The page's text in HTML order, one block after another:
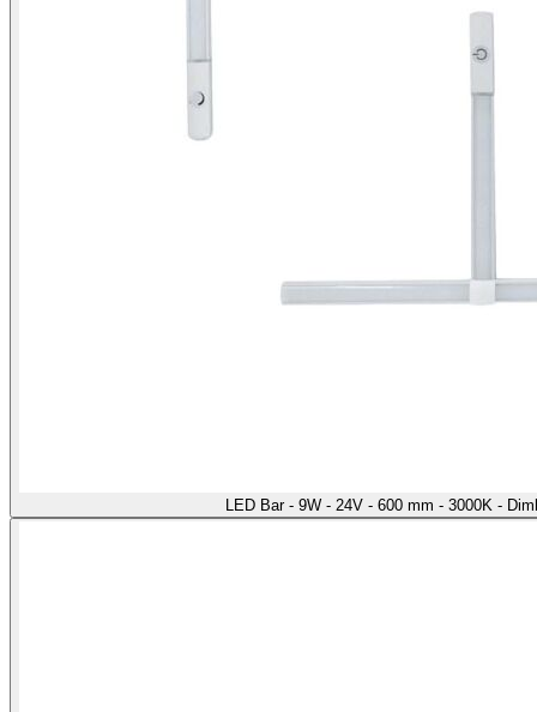
LED Bar - 9W - 24V - 600 mm - 3000K -